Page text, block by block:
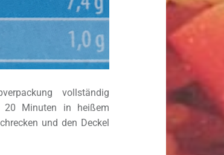
vollständig
20 Minuten in heißem
und den Deckel